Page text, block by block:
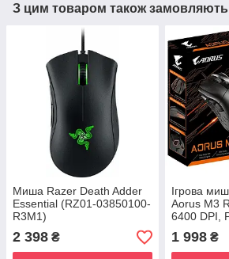
З цим товаром також замовляють
Миша Razer Death Adder
Essential (RZ01-03850100-
R3M1)
2 398 ₴
Ігрова
Aorus M3
6400 DPI,
кнопок,
1 998₴